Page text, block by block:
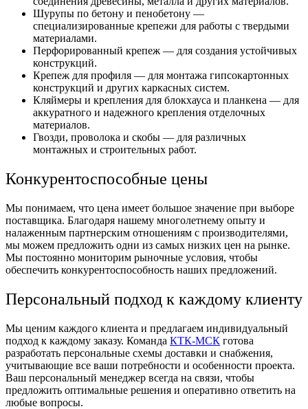
Шурупы по бетону и пенобетону —
специализированные крепежи для работы с твердыми
материалами.
Перфорированный крепеж — для создания устойчивых
конструкций.
Крепеж для профиля — для монтажа гипсокартонных
конструкций и других каркасных систем.
Кляймеры и крепления для блокхауса и планкена — для
аккуратного и надежного крепления отделочных
материалов.
Гвозди, проволока и скобы — для различных
монтажных и строительных работ.
Конкурентоспособные цены
Мы понимаем, что цена имеет большое значение при выборе
поставщика. Благодаря нашему многолетнему опыту и
налаженным партнерским отношениям с производителями,
мы можем предложить одни из самых низких цен на рынке.
Мы постоянно мониторим рыночные условия, чтобы
обеспечить конкурентоспособность наших предложений.
Персональный подход к каждому клиенту
Мы ценим каждого клиента и предлагаем индивидуальный
подход к каждому заказу. Команда КТК-МСК готова
разработать персональные схемы доставки и снабжения,
учитывающие все ваши потребности и особенности проекта.
Ваш персональный менеджер всегда на связи, чтобы
предложить оптимальные решения и оперативно ответить на
любые вопросы.